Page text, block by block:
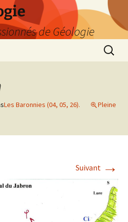
de Géologie
Les Baronnies (04, 05, 26).
Pleine
Suivant →